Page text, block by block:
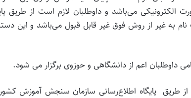
الکترونیکی می‌باشد و داوطلبان لازم است از طریق
به غیر از روش فوق غیر قابل قبول می‌باشد و این
۳- کارت ورود به جلسه آزمون از روز چهارشنبه مورخ ۱۴۰۰/۱۲/۱۱ از طریق پایگاه اطلاع‌رسانی سازمان سنجش آموزش